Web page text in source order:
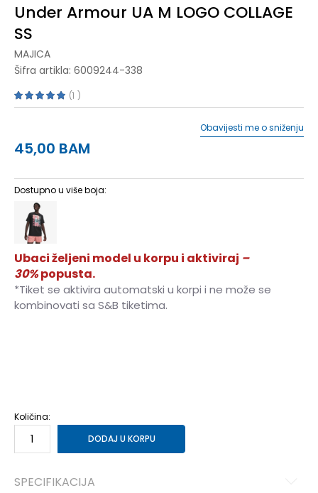
Under Armour UA M LOGO COLLAGE
SS
MAJICA
Šifra artikla: 6009244-338
1
45,00 BAM
Obavijesti me o sniženju
Dostupno u više boja:
Ubaci željeni model u korpu i aktiviraj –
30%popusta.
*Tiket se aktivira automatski u korpi i ne može se
kombinovati sa S&B tiketima.
Količina:
DODAJ U KORPU
SPECIFIKACIJA